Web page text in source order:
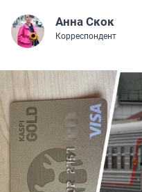
Анна Скок
Корреспондент